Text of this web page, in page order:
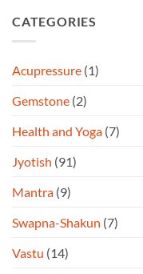
CATEGORIES
Acupressure (1)
Gemstone (2)
Health and Yoga (7)
Jyotish (91)
Mantra (9)
Swapna-Shakun (7)
Vastu (14)